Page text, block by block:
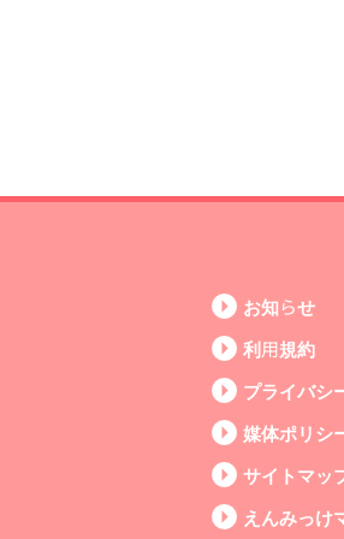
お知らせ
利用規約
プライバシ
媒体ポリシ
サイトマッ
えんみっけ